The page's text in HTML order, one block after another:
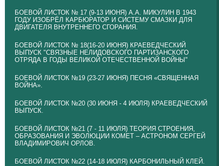
БОЕВОЙ ЛИСТОК № 17 (9-13 ИЮНЯ) А.А. МИКУЛИН В 1943
ГОДУ ИЗОБРЁЛ КАРБЮРАТОР И СИСТЕМУ СМАЗКИ ДЛЯ
ДВИГАТЕЛЯ ВНУТРЕННЕГО СГОРАНИЯ.
БОЕВОЙ ЛИСТОК № 18(16-20 ИЮНЯ) КРАЕВЕДЧЕСКИЙ
ВЫПУСК "СВЯЗНЫЕ НЕЛИДОВСКОГО ПАРТИЗАНСКОГО
ОТРЯДА В ГОДЫ ВЕЛИКОЙ ОТЕЧЕСТВЕННОЙ ВОЙНЫ"
БОЕВОЙ ЛИСТОК №19 (23-27 ИЮНЯ) ПЕСНЯ «СВЯЩЕННАЯ
ВОЙНА».
БОЕВОЙ ЛИСТОК №20 (30 ИЮНЯ - 4 ИЮЛЯ) КРАЕВЕДЧЕСКИЙ
ВЫПУСК.
БОЕВОЙ ЛИСТОК №21 (7 - 11 ИЮЛЯ) ТЕОРИЯ СТРОЕНИЯ,
ОБРАЗОВАНИЯ И ЭВОЛЮЦИИ КОМЕТ – АСТРОНОМ СЕРГЕЙ
ВЛАДИМИРОВИЧ ОРЛОВ.
БОЕВОЙ ЛИСТОК №22 (14-18 ИЮЛЯ) КАРБОНИЛЬНЫЙ КЛЕЙ.